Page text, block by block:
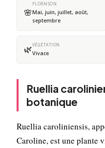
🌸
FLORAISON
Mai, juin, juillet, août,
septembre
🌿VÉGÉTATION
Vivace
Ruellia
botanique
Ruellia caroliniensis,
Caroline, est une plante